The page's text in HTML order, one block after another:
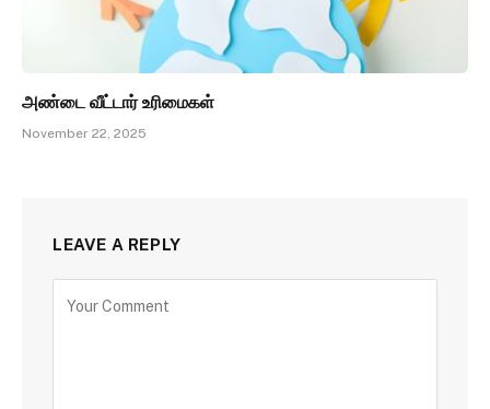
அண்டை வீட்டார் உரிமைகள்
November 22, 2025
LEAVE A REPLY